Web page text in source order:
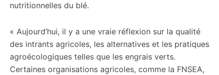
nutritionnelles du blé.
« Aujourd’hui, il y a une vraie réflexion sur la qualité
des intrants agricoles, les alternatives et les pratiques
agroécologiques telles que les engrais verts.
Certaines organisations agricoles, comme la FNSEA,